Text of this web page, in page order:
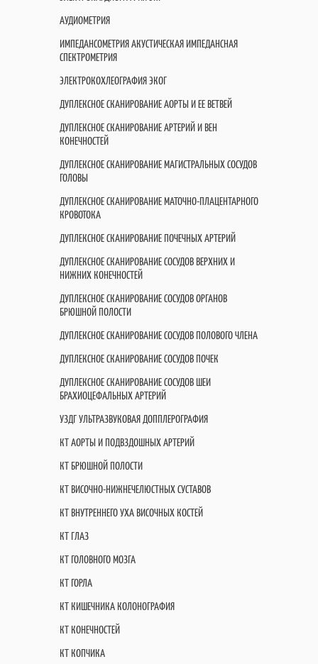
АУДИОМЕТРИЯ
ИМПЕДАНСОМЕТРИЯ АКУСТИЧЕСКАЯ ИМПЕДАНСНАЯ
СПЕКТРОМЕТРИЯ
ЭЛЕКТРОКОХЛЕОГРАФИЯ ЭКОГ
ДУПЛЕКСНОЕ СКАНИРОВАНИЕ АОРТЫ И ЕЕ ВЕТВЕЙ
ДУПЛЕКСНОЕ СКАНИРОВАНИЕ АРТЕРИЙ И ВЕН
КОНЕЧНОСТЕЙ
ДУПЛЕКСНОЕ СКАНИРОВАНИЕ МАГИСТРАЛЬНЫХ СОСУДОВ
ГОЛОВЫ
ДУПЛЕКСНОЕ СКАНИРОВАНИЕ МАТОЧНО-ПЛАЦЕНТАРНОГО
КРОВОТОКА
ДУПЛЕКСНОЕ СКАНИРОВАНИЕ ПОЧЕЧНЫХ АРТЕРИЙ
ДУПЛЕКСНОЕ СКАНИРОВАНИЕ СОСУДОВ ВЕРХНИХ И
НИЖНИХ КОНЕЧНОСТЕЙ
ДУПЛЕКСНОЕ СКАНИРОВАНИЕ СОСУДОВ ОРГАНОВ
БРЮШНОЙ ПОЛОСТИ
ДУПЛЕКСНОЕ СКАНИРОВАНИЕ СОСУДОВ ПОЛОВОГО ЧЛЕНА
ДУПЛЕКСНОЕ СКАНИРОВАНИЕ СОСУДОВ ПОЧЕК
ДУПЛЕКСНОЕ СКАНИРОВАНИЕ СОСУДОВ ШЕИ
БРАХИОЦЕФАЛЬНЫХ АРТЕРИЙ
УЗДГ УЛЬТРАЗВУКОВАЯ ДОППЛЕРОГРАФИЯ
КТ АОРТЫ И ПОДВЗДОШНЫХ АРТЕРИЙ
КТ БРЮШНОЙ ПОЛОСТИ
КТ ВИСОЧНО-НИЖНЕЧЕЛЮСТНЫХ СУСТАВОВ
КТ ВНУТРЕННЕГО УХА ВИСОЧНЫХ КОСТЕЙ
КТ ГЛАЗ
КТ ГОЛОВНОГО МОЗГА
КТ ГОРЛА
КТ КИШЕЧНИКА КОЛОНОГРАФИЯ
КТ КОНЕЧНОСТЕЙ
КТ КОПЧИКА